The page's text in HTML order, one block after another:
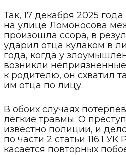
Так, 17 декабря 2025
на улице Ломоносова
произошла ссора, в
ударил отца кулаком в
года, когда у
возникли неприязненные
к родителю, он схватил
им отца по лицу.
В обоих случаях
легкие травмы. О
известно полиции, и
по части 2 статьи 116.1 УК
касается повторных